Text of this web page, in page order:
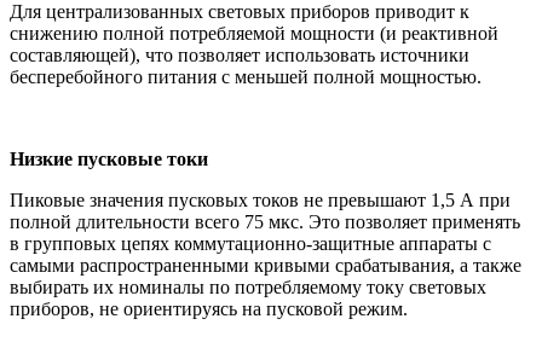
Для централизованных световых приборов приводит к
снижению полной потребляемой мощности (и реактивной
составляющей), что позволяет использовать источники
бесперебойного питания с меньшей полной мощностью.
Низкие пусковые токи
Пиковые значения пусковых токов не превышают 1,5 А при
полной длительности всего 75 мкс. Это позволяет применять
в групповых цепях коммутационно-защитные аппараты с
самыми распространенными кривыми срабатывания, а также
выбирать их номиналы по потребляемому току световых
приборов, не ориентируясь на пусковой режим.